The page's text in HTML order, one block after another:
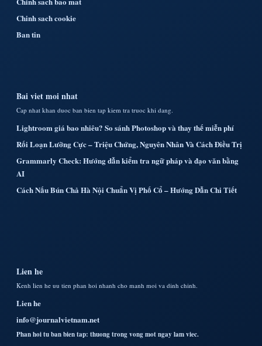
Chinh sach cookie
Ban tin
Bai viet moi nhat
Cap nhat khan duoc ban bien tap kiem tra truoc khi dang.
Lightroom giá bao nhiêu? So sánh Photoshop và thay thế miễn phí
Rối Loạn Lưỡng Cực – Triệu Chứng, Nguyên Nhân Và Cách Điều Trị
Grammarly Check: Hướng dẫn kiểm tra ngữ pháp và đạo văn bằng
AI
Cách Nấu Bún Chả Hà Nội Chuẩn Vị Phố Cổ – Hướng Dẫn Chi Tiết
Lien he
Kenh lien he uu tien phan hoi nhanh cho manh moi va dinh chinh.
Lien he
info@journalvietnam.net
Phan hoi tu ban bien tap: thuong trong vong mot ngay lam viec.